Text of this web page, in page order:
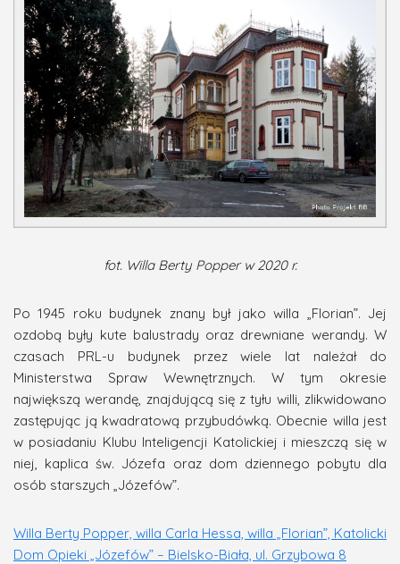
fot. Willa Berty Popper w 2020 r.
Po 1945 roku budynek znany był jako willa „Florian”. Jej
ozdobą były kute balustrady oraz drewniane werandy. W
czasach PRL-u budynek przez wiele lat należał do
Ministerstwa Spraw Wewnętrznych. W tym okresie
największą werandę, znajdującą się z tyłu willi, zlikwidowano
zastępując ją kwadratową przybudówką. Obecnie willa jest
w posiadaniu Klubu Inteligencji Katolickiej i mieszczą się w
niej, kaplica św. Józefa oraz dom dziennego pobytu dla
osób starszych „Józefów”.
Willa Berty Popper, willa Carla Hessa, willa „Florian”, Katolicki
Dom Opieki „Józefów” – Bielsko-Biała, ul. Grzybowa 8